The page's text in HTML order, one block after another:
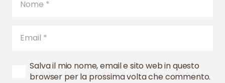
Salva il mio nome, email e sito web in questo
browser per la prossima volta che commento.